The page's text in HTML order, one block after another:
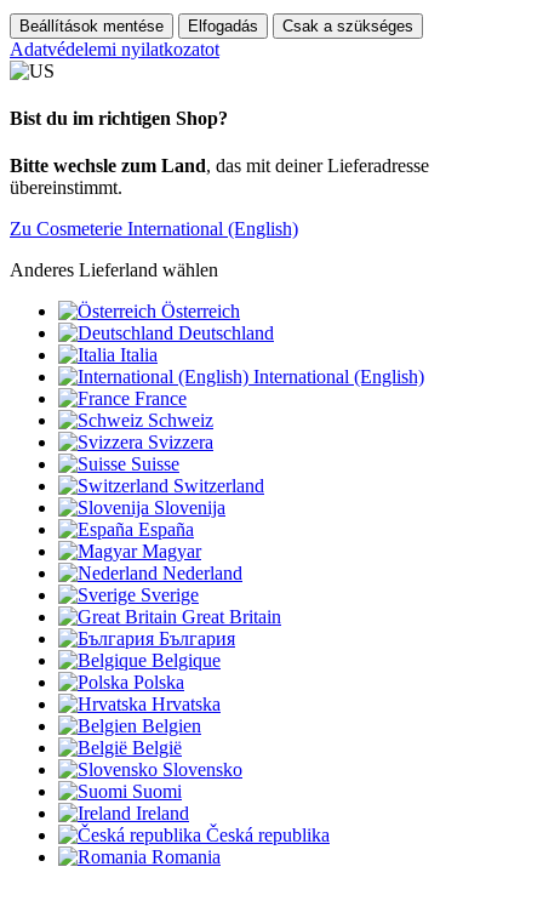
Beállítások mentése Elfogadás Csak a szükséges
Adatvédelemi nyilatkozatot
Bist du im richtigen Shop?
Bitte wechsle zum Land, das mit deiner Lieferadresse
übereinstimmt.
Zu Cosmeterie International (English)
Anderes Lieferland wählen
Österreich
Deutschland
Italia
International (English)
France
Schweiz
Svizzera
Suisse
Switzerland
Slovenija
España
Magyar
Nederland
Sverige
Great Britain
България
Belgique
Polska
Hrvatska
Belgien
België
Slovensko
Suomi
Ireland
Česká republika
Romania